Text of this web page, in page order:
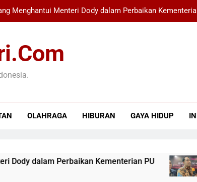
Menghantui Menteri Dody dalam Perbaikan
Waspadai 3 Hal Jelang Duel Timnas Indonesia vs
Gagal ke Final Piala Presiden 2026, Arhan Bicara
Donor Jantung Langka, LVAD Bawa Harapan Baru untuk
OLAHRAGA HIBURAN GAYA HIDUP
Perbaikan Kementerian PU Donor
10 Jam